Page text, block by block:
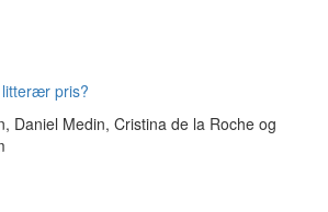
pris?
Daniel Medin, Cristina de la Roche og